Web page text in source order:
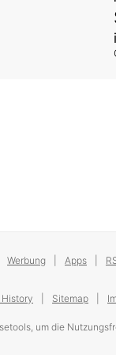
Werbung Apps
Sitemap
um die